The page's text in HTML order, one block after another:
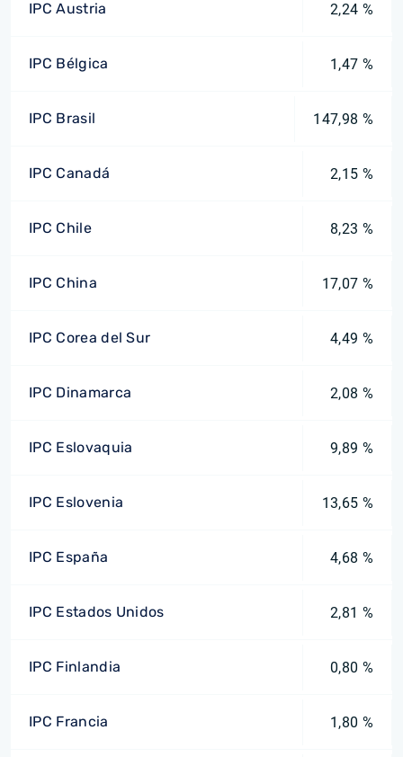
IPC Austria 2,24 %
IPC Bélgica 1,47 %
IPC Brasil 147,98 %
IPC Canadá 2,15 %
IPC Chile 8,23 %
IPC China 17,07 %
IPC Corea del Sur 4,49 %
IPC Dinamarca 2,08 %
IPC Eslovaquia 9,89 %
IPC Eslovenia 13,65 %
IPC España 4,68 %
IPC Estados Unidos 2,81 %
IPC Finlandia 0,80 %
IPC Francia 1,80 %